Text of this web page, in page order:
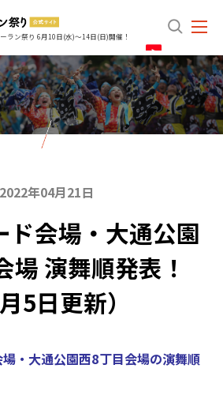
ラン祭り 6月10日(水)～14日(日)開催！
search
2022年04月21日
ド会場・大通公園
場 演舞順発表！
月5日更新）
・大通公園西8丁目会場の演舞順